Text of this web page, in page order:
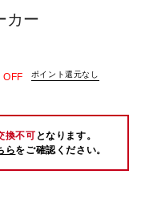
カー
OFF ポイント還元なし
換不可 となります。
らをご確認ください。